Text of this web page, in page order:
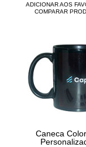
ADICIONAR AOS
COMPARAR
Caneca